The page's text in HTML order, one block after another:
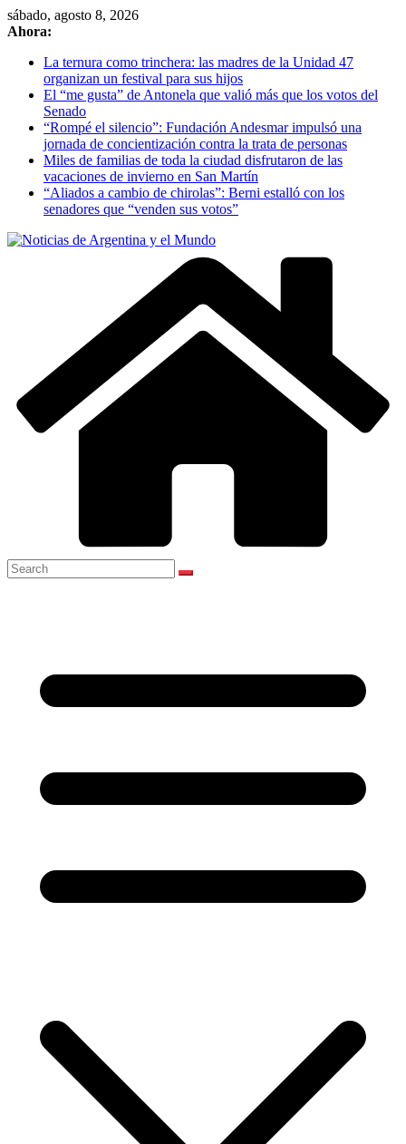
Skip
to
sábado, agosto 8, 2026
Ahora:
La ternura como trinchera: las madres de la Unidad 47
organizan un festival para sus hijos
El “me gusta” de Antonela que valió más que los votos del
Senado
“Rompé el silencio”: Fundación Andesmar impulsó una
jornada de concientización contra la trata de personas
Miles de familias de toda la ciudad disfrutaron de las
vacaciones de invierno en San Martín
“Aliados a cambio de chirolas”: Berni estalló con los
senadores que “venden sus votos”